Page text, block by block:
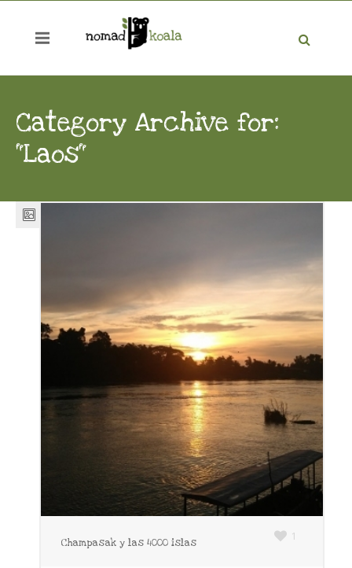
Category Archive for:
"Laos"
Champasak y las 4000 islas 1